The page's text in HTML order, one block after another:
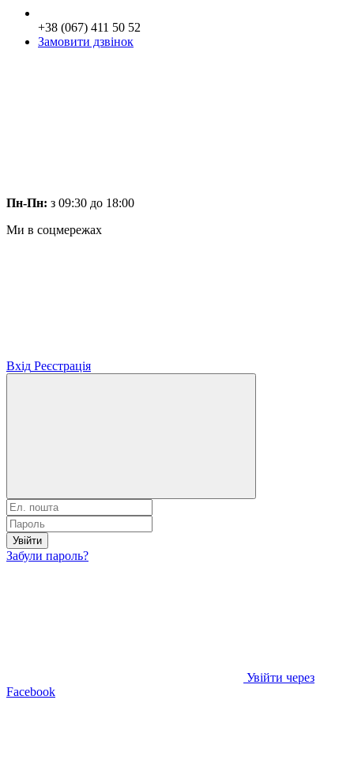
+38 (067) 411 50 52
Замовити дзвінок
Пн-Пн: з 09:30 до 18:00
Ми в соцмережах
Вхід Реєстрація
Увійти
Забули пароль?
Увійти через
Facebook